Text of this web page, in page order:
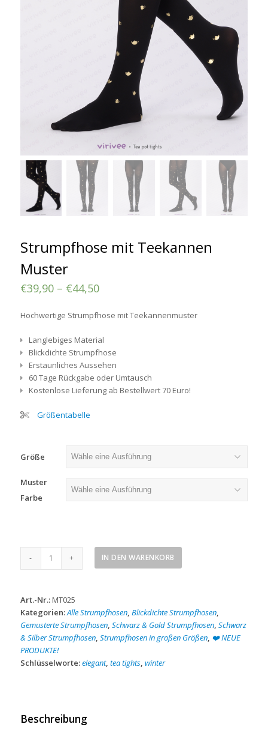
Strumpfhose mit Teekannen
Muster
€39,90– €44,50
Hochwertige Strumpfhose mit Teekannenmuster
Langlebiges Material
Blickdichte Strumpfhose
Erstaunliches Aussehen
60 Tage Rückgabe oder Umtausch
Kostenlose Lieferung ab Bestellwert 70 Euro!
Größentabelle
Größe
Muster
Farbe
Strumpfhose
Menge
IN DEN WARENKORB
Art.-Nr.:MT025
Kategorien:Alle Strumpfhosen, Blickdichte Strumpfhosen,
Gemusterte Strumpfhosen, Schwarz & Gold Strumpfhosen, Schwarz
& Silber Strumpfhosen, Strumpfhosen in großen Größen, ❤️ NEUE
PRODUKTE!
Schlüsselworte:elegant, tea tights, winter
Beschreibung